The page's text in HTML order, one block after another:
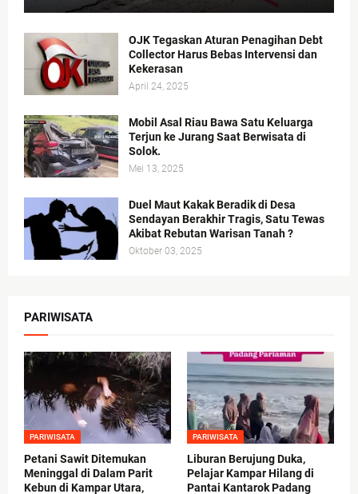
OJK Tegaskan Aturan Penagihan Debt
Collector Harus Bebas Intervensi dan
Kekerasan
April 24, 2025
Mobil Asal Riau Bawa Satu Keluarga
Terjun ke Jurang Saat Berwisata di
Solok.
Mei 13, 2025
Duel Maut Kakak Beradik di Desa
Sendayan Berakhir Tragis, Satu Tewas
Akibat Rebutan Warisan Tanah ?
Oktober 03, 2025
PARIWISATA
PARIWISATA
Petani Sawit Ditemukan
Meninggal di Dalam Parit
Kebun di Kampar Utara,
PARIWISATA
Liburan Berujung Duka,
Pelajar Kampar Hilang di
Pantai Kantarok Padang